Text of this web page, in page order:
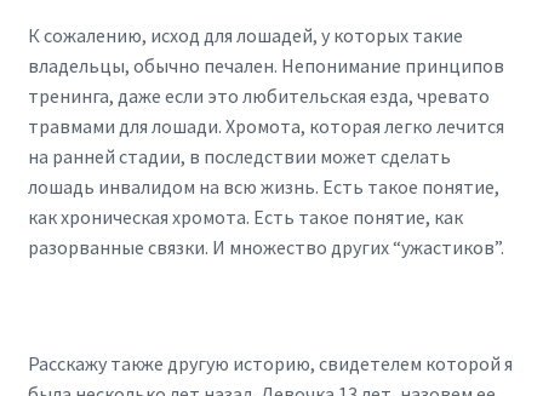
К сожалению, исход для лошадей, у которых такие
владельцы, обычно печален. Непонимание принципов
тренинга, даже если это любительская езда, чревато
травмами для лошади. Хромота, которая легко лечится
на ранней стадии, в последствии может сделать
лошадь инвалидом на всю жизнь. Есть такое понятие,
как хроническая хромота. Есть такое понятие, как
разорванные связки. И множество других “ужастиков”.
Расскажу также другую историю, свидетелем которой я